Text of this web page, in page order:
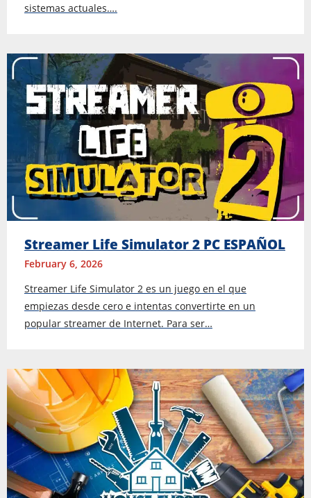
sistemas actuales….
Streamer Life Simulator 2 PC ESPAÑOL
February 6, 2026
Streamer Life Simulator 2 es un juego en el que
empiezas desde cero e intentas convertirte en un
popular streamer de Internet. Para ser…